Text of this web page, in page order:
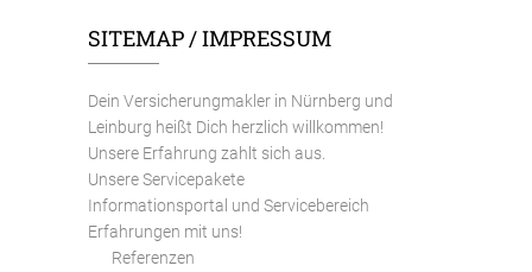
SITEMAP / IMPRESSUM
Dein Versicherungmakler in Nürnberg und
Leinburg heißt Dich herzlich willkommen!
Unsere Erfahrung zahlt sich aus.
Unsere Servicepakete
Informationsportal und Servicebereich
Erfahrungen mit uns!
Referenzen